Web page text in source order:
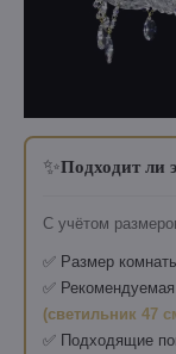
✨Подходит ли
С учётом
✅ Размер
✅
(светильник 47
✅ Подходящие